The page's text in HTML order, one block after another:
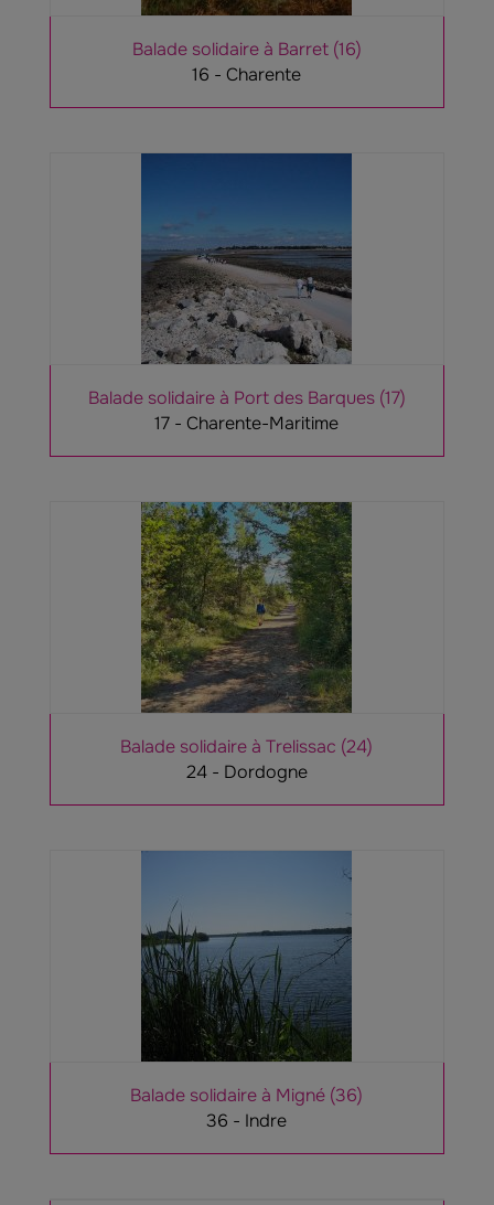
Balade solidaire à Barret (16)
16 - Charente
Balade solidaire à Port des Barques (17)
17 - Charente-Maritime
Balade solidaire à Trelissac (24)
24 - Dordogne
Balade solidaire à Migné (36)
36 - Indre